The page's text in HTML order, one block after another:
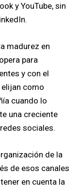
y YouTube, sin
madurez en
para
y con el
como
cuando lo
una creciente
sociales.
de la
de esos canales
en cuenta la